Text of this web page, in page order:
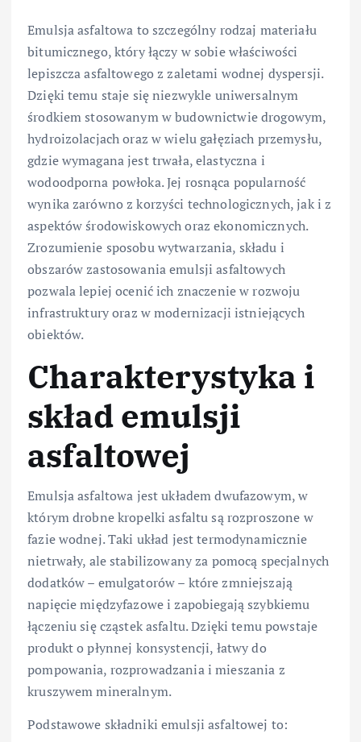
Emulsja asfaltowa to szczególny rodzaj materiału
bitumicznego, który łączy w sobie właściwości
lepiszcza asfaltowego z zaletami wodnej dyspersji.
Dzięki temu staje się niezwykle uniwersalnym
środkiem stosowanym w budownictwie drogowym,
hydroizolacjach oraz w wielu gałęziach przemysłu,
gdzie wymagana jest trwała, elastyczna i
wodoodporna powłoka. Jej rosnąca popularność
wynika zarówno z korzyści technologicznych, jak i z
aspektów środowiskowych oraz ekonomicznych.
Zrozumienie sposobu wytwarzania, składu i
obszarów zastosowania emulsji asfaltowych
pozwala lepiej ocenić ich znaczenie w rozwoju
infrastruktury oraz w modernizacji istniejących
obiektów.
Charakterystyka i
skład emulsji
asfaltowej
Emulsja asfaltowa jest układem dwufazowym, w
którym drobne kropelki asfaltu są rozproszone w
fazie wodnej. Taki układ jest termodynamicznie
nietrwały, ale stabilizowany za pomocą specjalnych
dodatków – emulgatorów – które zmniejszają
napięcie międzyfazowe i zapobiegają szybkiemu
łączeniu się cząstek asfaltu. Dzięki temu powstaje
produkt o płynnej konsystencji, łatwy do
pompowania, rozprowadzania i mieszania z
kruszywem mineralnym.
Podstawowe składniki emulsji asfaltowej to: